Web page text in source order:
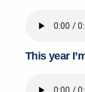
This year